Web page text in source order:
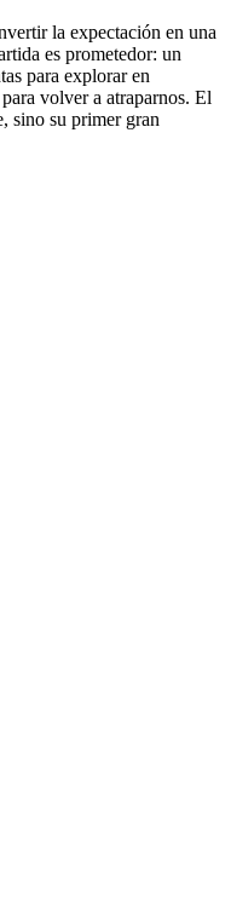
la expectación en una
es prometedor: un
para explorar en
volver a atraparnos. El
sino su primer gran